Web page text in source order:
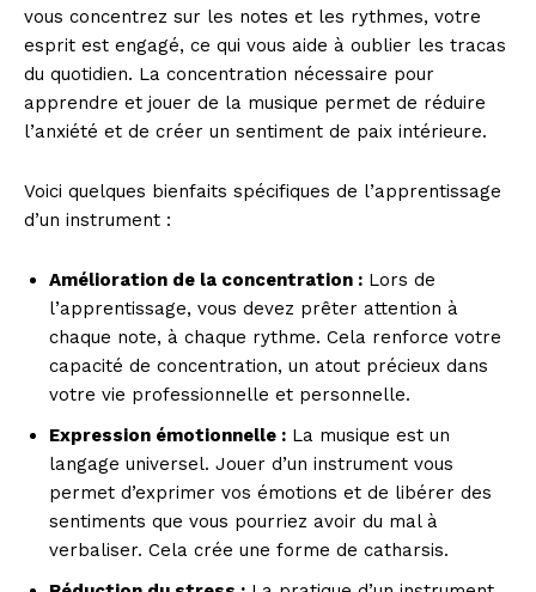
vous concentrez sur les notes et les rythmes, votre
esprit est engagé, ce qui vous aide à oublier les tracas
du quotidien. La concentration nécessaire pour
apprendre et jouer de la musique permet de réduire
l’anxiété et de créer un sentiment de paix intérieure.
Voici quelques bienfaits spécifiques de l’apprentissage
d’un instrument :
Amélioration de la concentration : Lors de
l’apprentissage, vous devez prêter attention à
chaque note, à chaque rythme. Cela renforce votre
capacité de concentration, un atout précieux dans
votre vie professionnelle et personnelle.
Expression émotionnelle : La musique est un
langage universel. Jouer d’un instrument vous
permet d’exprimer vos émotions et de libérer des
sentiments que vous pourriez avoir du mal à
verbaliser. Cela crée une forme de catharsis.